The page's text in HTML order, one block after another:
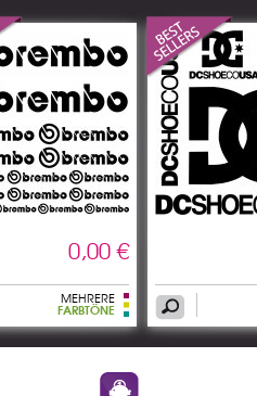
0,00 €
MEHRERE
FARBTÖNE